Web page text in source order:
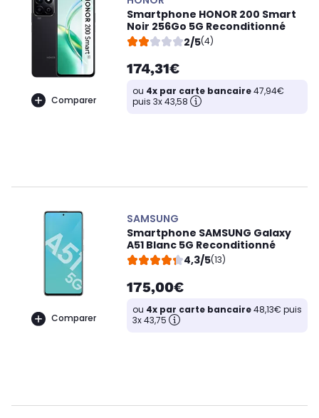
Comparer
Smartphone HONOR 200 Smart
Noir 256Go 5G Reconditionné
2/5(4)
174,31€
ou 4x par carte bancaire47,94€
puis 3x 43,58
Comparer
SAMSUNG
Smartphone SAMSUNG Galaxy
A51 Blanc 5G Reconditionné
4,3/5(13)
175,00€
ou 4x par carte bancaire48,13€ puis
3x 43,75